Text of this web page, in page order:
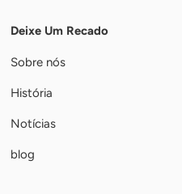
Deixe Um Recado
Sobre nós
História
Notícias
blog